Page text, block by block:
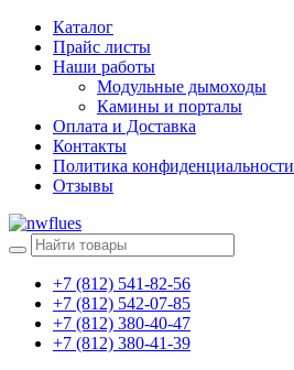
Каталог
Прайс листы
Наши работы
Модульные дымоходы
Камины и порталы
Оплата и Доставка
Контакты
Политика конфиденциальности
Отзывы
+7 (812) 541-82-56
+7 (812) 542-07-85
+7 (812) 380-40-47
+7 (812) 380-41-39